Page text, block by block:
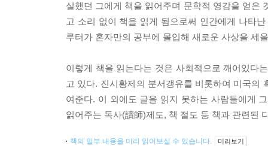
실했던 그에게 책을 읽어주며 문학적 영감을 얻은
고 소리 없이 책을 읽게 됨으로써 인간에게 나타
루터가 혼자만의 공부에 몰입해 새로운 사상을 세
이렇게 책을 읽는다는 것은 사회적으로 깨어있다
고 있다. 진시황제의 분서갱유를 비롯하여 미국의
여준다. 이 외에도 글을 읽지 못하는 사람들에게
읽어주는 독사(讀師)제도, 책 절도 등 책과 관련된
책의 일부 내용을 미리 읽어보실 수 있습니다. 미리보기